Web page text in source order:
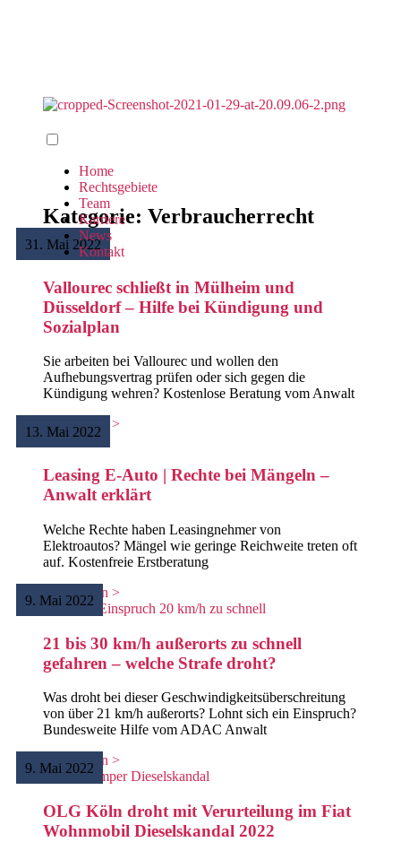
Home
Rechtsgebiete
Team
Karriere
News
Kontakt
Kategorie: Verbraucherrecht
Vallourec schließt in Mülheim und
Düsseldorf – Hilfe bei Kündigung und
Sozialplan
31. Mai 2022
Sie arbeiten bei Vallourec und wollen den
Aufhebungsvertrag prüfen oder sich gegen die
Kündigung wehren? Kostenlose Beratung vom Anwalt
Weiterlesen >
Leasing E-Auto | Rechte bei Mängeln –
Anwalt erklärt
13. Mai 2022
Welche Rechte haben Leasingnehmer von
Elektroautos? Mängel wie geringe Reichweite treten oft
auf. Kostenfreie Erstberatung
Weiterlesen >
21 bis 30 km/h außerorts zu schnell
gefahren – welche Strafe droht?
9. Mai 2022
Was droht bei dieser Geschwindigkeitsüberschreitung
von über 21 km/h außerorts? Lohnt sich ein Einspruch?
Bundesweite Hilfe vom ADAC Anwalt
Weiterlesen >
OLG Köln droht mit Verurteilung im Fiat
Wohnmobil Dieselskandal 2022
9. Mai 2022